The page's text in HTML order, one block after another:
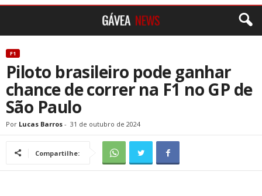
F1
Piloto brasileiro pode ganhar
chance de correr na F1 no GP de
São Paulo
Por Lucas Barros - 31 de outubro de 2024
Compartilhe: